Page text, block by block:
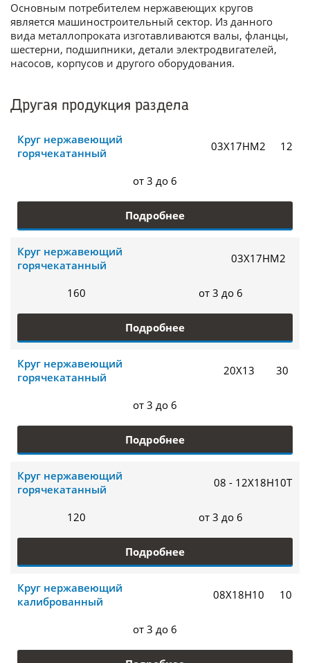
Основным потребителем нержавеющих кругов
является машиностроительный сектор. Из данного
вида металлопроката изготавливаются валы, фланцы,
шестерни, подшипники, детали электродвигателей,
насосов, корпусов и другого оборудования.
Другая продукция раздела
Круг нержавеющий
горячекатанный
03Х17НМ2 12
от 3 до 6
Подробнее
Круг нержавеющий
горячекатанный
03Х17НМ2
160 от 3 до 6
Подробнее
Круг нержавеющий
горячекатанный
20Х13 30
от 3 до 6
Подробнее
Круг нержавеющий
горячекатанный
08 - 12Х18Н10Т
120 от 3 до 6
Подробнее
Круг нержавеющий
калиброванный
08Х18Н10 10
от 3 до 6